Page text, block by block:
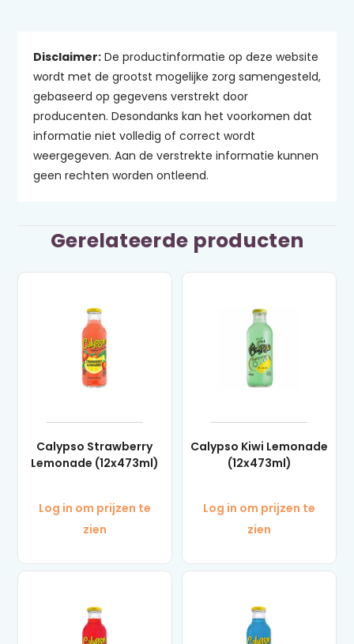
Disclaimer:De productinformatie op deze website
wordt met de grootst mogelijke zorg samengesteld,
gebaseerd op gegevens verstrekt door
producenten. Desondanks kan het voorkomen dat
informatie niet volledig of correct wordt
weergegeven. Aan de verstrekte informatie kunnen
geen rechten worden ontleend.
Gerelateerde producten
Calypso Strawberry
Lemonade (12x473ml)
Log in om prijzen te
zien
Calypso Kiwi Lemonade
(12x473ml)
Log in om prijzen te
zien